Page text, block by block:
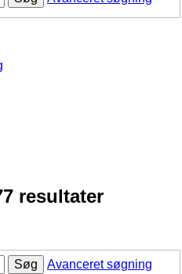
resultater
Søg
Avanceret søgning